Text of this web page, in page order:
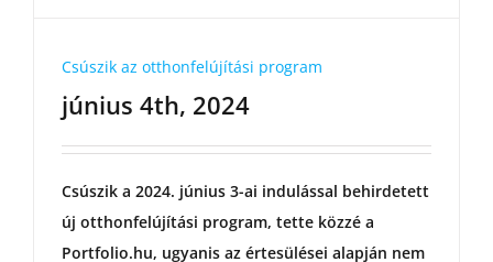
Csúszik az otthonfelújítási program
június 4th, 2024
Csúszik a 2024. június 3-ai indulással behirdetett
új otthonfelújítási program, tette közzé a
Portfolio.hu, ugyanis az értesülései alapján nem